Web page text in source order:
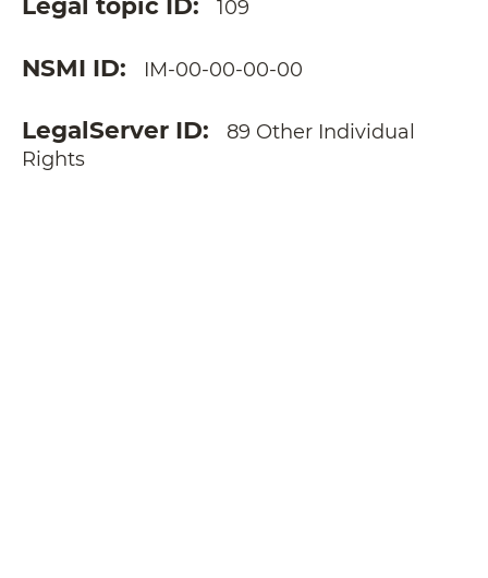
109
NSMI ID IM-00-00-00-00
LegalServer ID
89 Other Individual
Rights